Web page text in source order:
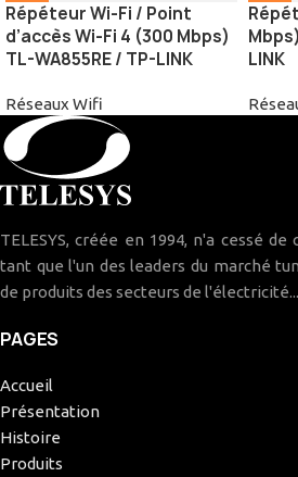
Répéteur Wi-Fi / Point
d’accès Wi-Fi 4 (300 Mbps)
TL-WA855RE / TP-LINK
Réseaux Wifi
LINK
TELESYS, créée en 1994, n'a cessé
tant que l'un des leaders du marché
de produits des secteurs de l'électricité...
PAGES
Accueil
Présentation
Histoire
Produits